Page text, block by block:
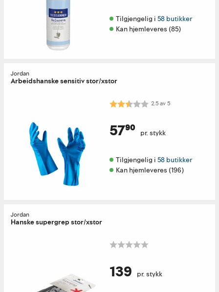
Tilgjengelig i 58 butikker
Kan hjemleveres (85)
Jordan
Arbeidshanske sensitiv stor/xstor
Karakter: 2.5 av 5 mulige
2.5av5
57⁹⁰ pr. stykk
Tilgjengelig i 58 butikker
Kan hjemleveres (196)
Jordan
Hanske supergrep stor/xstor
139 pr. stykk